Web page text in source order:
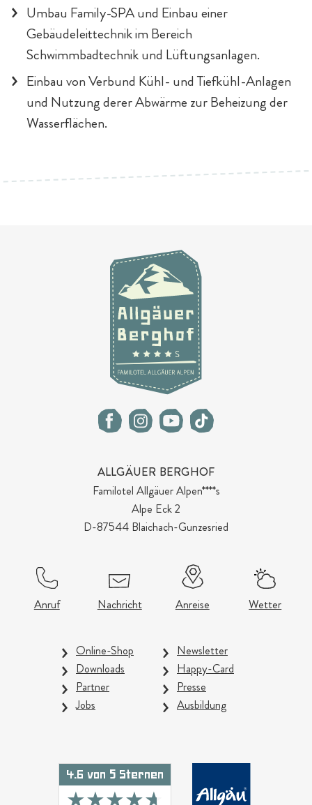
Umbau Family-SPA und Einbau einer
Gebäudeleittechnik im Bereich
Schwimmbadtechnik und Lüftungsanlagen.
Einbau von Verbund Kühl- und Tiefkühl-Anlagen
und Nutzung derer Abwärme zur Beheizung der
Wasserflächen.
ALLGÄUER BERGHOF
Familotel Allgäuer Alpen****s
Alpe Eck 2
D-87544 Blaichach-Gunzesried
Anruf Nachricht Anreise Wetter
Online-Shop
Newsletter
Downloads
Happy-Card
Partner
Presse
Jobs
Ausbildung
4.6 von 5 Sternen